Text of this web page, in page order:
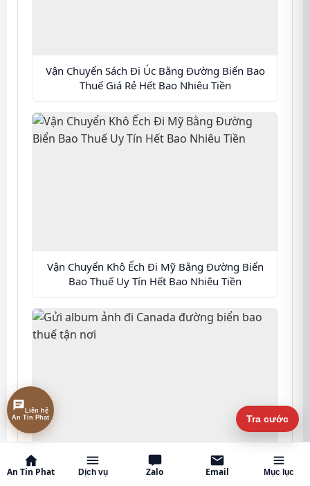
Vận Chuyển Sách Đi Úc Bằng Đường Biển Bao
Thuế Giá Rẻ Hết Bao Nhiêu Tiền
Vận Chuyển Khô Ếch Đi Mỹ Bằng Đường Biển
Bao Thuế Uy Tín Hết Bao Nhiêu Tiền
Gửi album ảnh đi Canada đường biển bao thuế
tận nơi
An Tin Phat Dịch vụ Zalo Email Mục lục
Tra cước
Liên hệ
An Tin Phat